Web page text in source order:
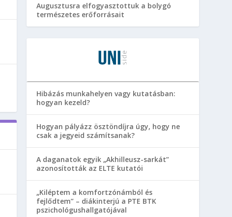
Augusztusra elfogyasztottuk a bolygó
természetes erőforrásait
Hibázás munkahelyen vagy kutatásban:
hogyan kezeld?
Hogyan pályázz ösztöndíjra úgy, hogy ne
csak a jegyeid számítsanak?
A daganatok egyik „Akhilleusz-sarkát”
azonosították az ELTE kutatói
„Kiléptem a komfortzónámból és
fejlődtem” – diákinterjú a PTE BTK
pszichológushallgatójával